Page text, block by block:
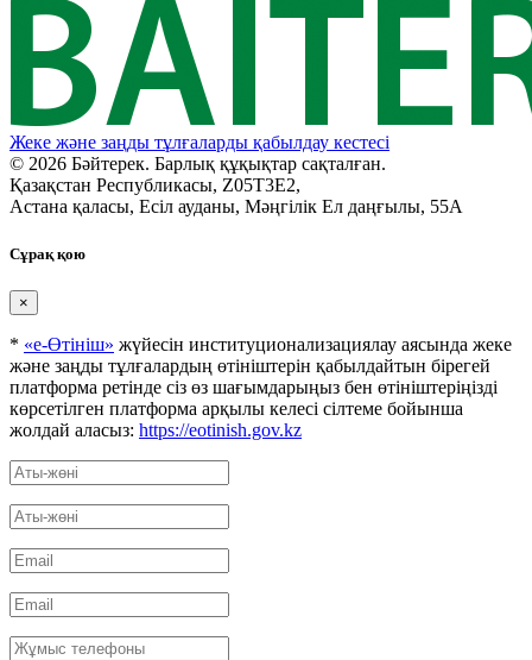
Жеке және заңды тұлғаларды қабылдау кестесі
© 2026 Бәйтерек. Барлық құқықтар сақталған.
Қазақстан Республикасы, Z05T3E2,
Астана қаласы, Есіл ауданы, Мәңгілік Ел даңғылы, 55А
Сұрақ қою
×
* «е-Өтініш» жүйесін институционализациялау аясында жеке
және заңды тұлғалардың өтініштерін қабылдайтын бірегей
платформа ретінде сіз өз шағымдарыңыз бен өтініштеріңізді
көрсетілген платформа арқылы келесі сілтеме бойынша
жолдай аласыз: https://eotinish.gov.kz